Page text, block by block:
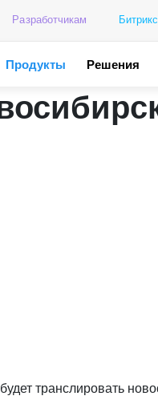
Разработчикам
Продукты Решения
транслировать